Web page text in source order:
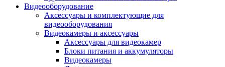
Видеооборудование
Аксессуары и комплектующие для
видеооборудования
Видеокамеры и аксессуары
Аксессуары для видеокамер
Блоки питания и аккумуляторы
Видеокамеры